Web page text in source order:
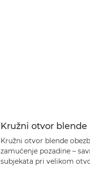
Kružni otvor blende
Kružni otvor blende
zamućenje pozadine –
subjekata pri velikom